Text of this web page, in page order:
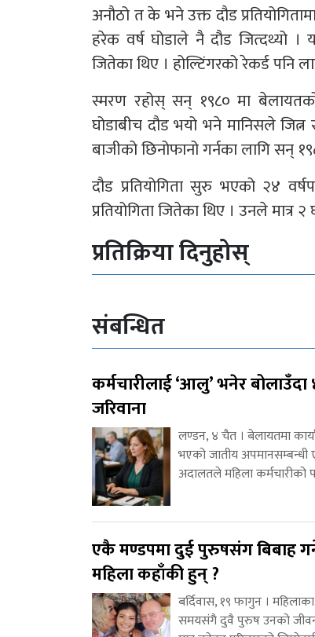
अनौठो त के भने उक्त दौड
हरेक वर्ष घोडाले नै दौड जित्दथ्यो
जितेका थिए । होल्टिंगरको रेकर्ड पनि
स्मरण रहोस् सन् १९८० मा
घोडाबीच दौड भयो भने मानिसले
बाजीको छिनोफानो गर्नका लागि सन्
दौड प्रतियोगिता सुरु भएको २४
प्रतियोगिता जितेका थिए । उनले मात्र
प्रतिक्रिया दिनुहोस्
संबन्धित
कर्मचारीलाई ‘आलु’ भनेर
जरिवाना
लण्डन, ४ चैत । बेलायतमा
भएको जातीय अपमानसम्बन्धी
अदालतले महिला कर्मचारीको
एकै मण्डपमा दुई पुरुषसंग बिबाह
महिला कहाँकी हुन् ?
बर्दिवास, १९ फागुन ।
समयसंगै दुवै पुरुष उनको